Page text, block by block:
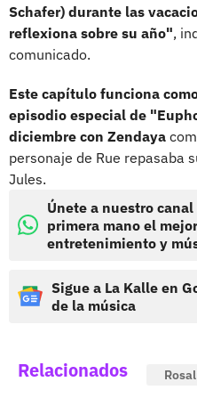
Schafer) durante las
reflexiona sobre su año",
comunicado.
Este capítulo funciona
episodio especial de
diciembre con Zendaya
personaje de Rue repasaba
Jules.
Únete a nuestro
primera mano el
entretenimiento y
Sigue a La Kalle en
de la música
Relacionados